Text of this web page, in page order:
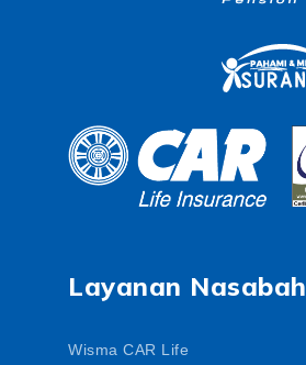
Layanan Nasabah
Wisma CAR Life